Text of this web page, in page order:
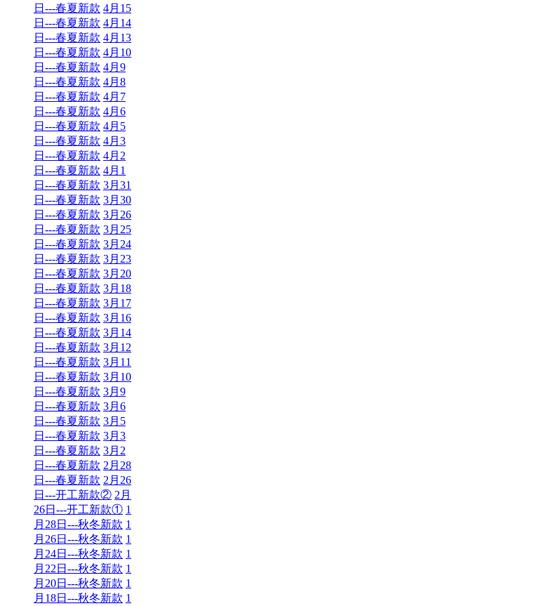
日---春夏新款 4月15
日---春夏新款 4月14
日---春夏新款 4月13
日---春夏新款 4月10
日---春夏新款 4月9
日---春夏新款 4月8
日---春夏新款 4月7
日---春夏新款 4月6
日---春夏新款 4月5
日---春夏新款 4月3
日---春夏新款 4月2
日---春夏新款 4月1
日---春夏新款 3月31
日---春夏新款 3月30
日---春夏新款 3月26
日---春夏新款 3月25
日---春夏新款 3月24
日---春夏新款 3月23
日---春夏新款 3月20
日---春夏新款 3月18
日---春夏新款 3月17
日---春夏新款 3月16
日---春夏新款 3月14
日---春夏新款 3月12
日---春夏新款 3月11
日---春夏新款 3月10
日---春夏新款 3月9
日---春夏新款 3月6
日---春夏新款 3月5
日---春夏新款 3月3
日---春夏新款 3月2
日---春夏新款 2月28
日---春夏新款 2月26
日---开工新款② 2月
26日---开工新款① 1
月28日---秋冬新款 1
月26日---秋冬新款 1
月24日---秋冬新款 1
月22日---秋冬新款 1
月20日---秋冬新款 1
月18日---秋冬新款 1